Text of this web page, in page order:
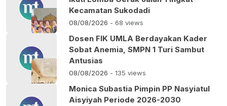
Kecamatan Sukodadi
08/08/2026 - 68 views
Dosen FIK UMLA Berdayakan Kader
Sobat Anemia, SMPN 1 Turi Sambut
Antusias
08/08/2026 - 135 views
Monica Subastia Pimpin PP Nasyiatul
Aisyiyah Periode 2026-2030